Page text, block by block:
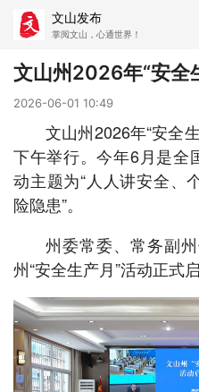
文山发布
掌阅文山，心通世界！
新闻
飞卡阅读
媒体看文山 直播
康养 社会
民族 商务
县市
文山市 砚山县
马关县 丘北县
文山州2026年“安全
2026-06-01 10:49
文山州2026年“安全
下午举行。今年6月是全
动主题为“人人讲安全
险隐患”。
州委常委、常务副
州“安全生产月”活动正式